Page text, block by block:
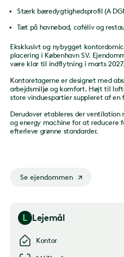
Stærk bæredygtighedsprofil (A
Tæt på havnebad, caféliv og
Eksklusivt og nybygget
placering i København SV.
være klar til indflytning i marts 2027.
Kontoretagerne er designet med
arbejdsmiljø og komfort. Højt til
store vinduespartier suppleret af en
Derudover etableres der ventilation
og energy machine for at reducere
efterleve grønne standarder.
Se ejendommen
L Lejemål
Kontor